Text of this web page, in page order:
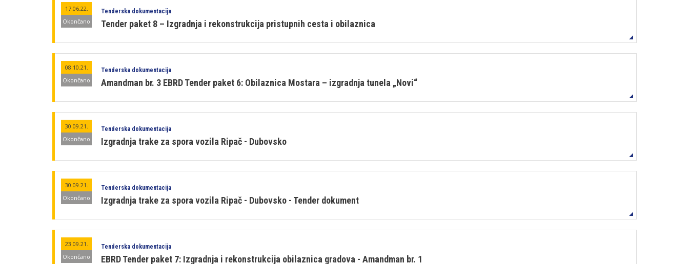
17.06.22.
Okončano
Tenderska dokumentacija
Tender paket 8 – Izgradnja i rekonstrukcija pristupnih cesta i obilaznica
08.10.21.
Okončano
Tenderska dokumentacija
Amandman br. 3 EBRD Tender paket 6: Obilaznica Mostara – izgradnja tunela „Novi“
30.09.21.
Okončano
Tenderska dokumentacija
Izgradnja trake za spora vozila Ripač - Dubovsko
30.09.21.
Okončano
Tenderska dokumentacija
Izgradnja trake za spora vozila Ripač - Dubovsko - Tender dokument
23.09.21.
Okončano
Tenderska dokumentacija
EBRD Tender paket 7: Izgradnja i rekonstrukcija obilaznica gradova - Amandman br. 1